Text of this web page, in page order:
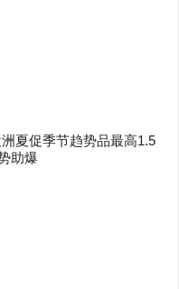
夏促季节趋势品最高1.5
助爆